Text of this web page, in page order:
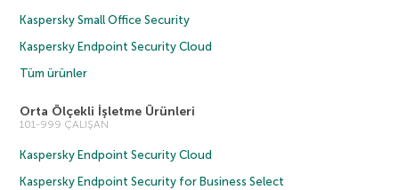
Kaspersky Small Office Security
Kaspersky Endpoint Security Cloud
Tüm ürünler
Orta Ölçekli İşletme Ürünleri
101-999 ÇALIŞAN
Kaspersky Endpoint Security Cloud
Kaspersky Endpoint Security for Business Select